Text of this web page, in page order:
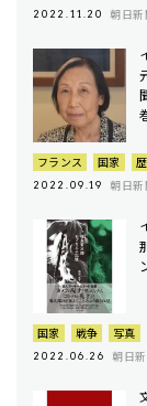
2022.11.20 朝日
フランス 国家
2022.09.19 朝日
国家 戦争 写真
2022.06.26 朝日